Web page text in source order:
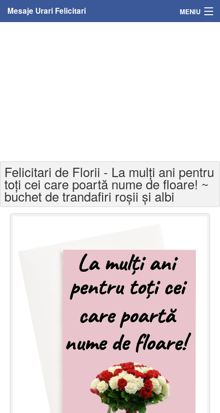
Mesaje Urari Felicitari MENIU
Felicitari varsta
Felicitari zilele anului
Felicitari muzicale personalizate
Conecteaza-te
Felicitari de Florii - La mulți ani pentru
toți cei care poartă nume de floare! ~
buchet de trandafiri roșii și albi